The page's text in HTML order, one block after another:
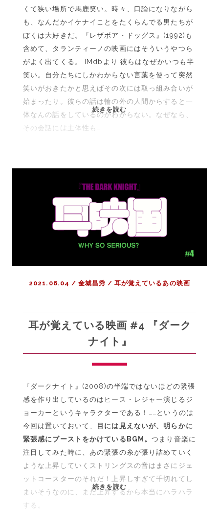
くて狭い場所で馬鹿笑い。時々、口論になりながら
も、なんだかイケナイことをたくらんでる男たちが
ぼくは大好きだ。『レザボア・ドッグス』(1992)も
含めて、タランティーノの映画にはそういうやつら
がよく出てくる。 IMdbより 彼らはなぜかいつも半
笑い。自分たちにしかわからない言葉を使って突然
笑いがおきたかと思えばその次には取っ組み合いが
始まったり。彼らの話は輪の外の人間からすると一
体なんの話をしているのかわからない。なぜなら、
その会話には主体性も…
続きを読む
い
あ
の
映
画
#5『レ
ザ
ド
ス』
2021.06.04 / 金城昌秀 /耳が覚えているあの映画
耳が覚えている映画 #4 『ダーク
ナイト』
『ダークナイト』(2008)の半端ではないほどの緊張
感を作り出しているのはヒース・レジャー演じるジ
ョーカーというキャラクターである！……というのは
今回は置いておいて、
目には見えないが、明らかに
緊張感にブーストをかけているBGM。つまり音楽に
注目してみた時に、あの緊張の糸が張り詰めていく
ような上昇していくストリングスの音はまさにジェ
ットコースターのそれだ！上昇しすぎて千切れてし
まいそうなのに、まだ上昇するから本当にハラハラ
する。
続きを読む